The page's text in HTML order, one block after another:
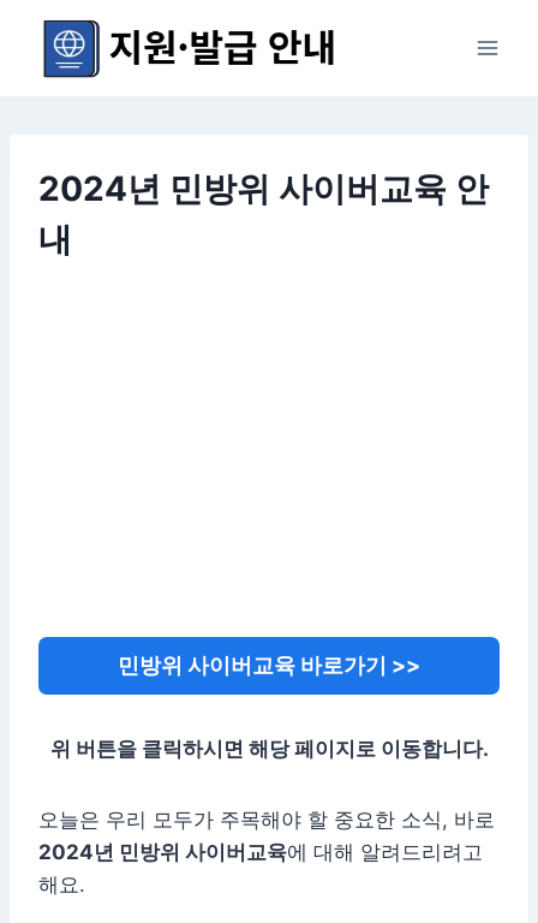
content
2024년 민방위 사이버교육 안
내
민방위 사이버교육 바로가기 >>
위 버튼을 클릭하시면 해당 페이지로 이동합니다.
오늘은 우리 모두가 주목해야 할 중요한 소식, 바로
2024년 민방위 사이버교육에 대해 알려드리려고
해요.